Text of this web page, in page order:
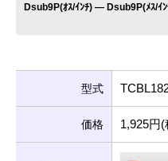
Dsub9P(ｵｽ/ｲﾝﾁ) ― Dsub9P(ﾒｽ/ｲ
型式
価格 1,925円